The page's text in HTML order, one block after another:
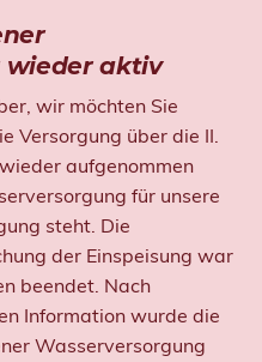
wieder aktiv
wir möchten Sie
Versorgung über die II.
aufgenommen
für unsere
steht. Die
der Einspeisung war
beendet. Nach
Information wurde die
Wasserversorgung